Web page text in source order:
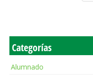
Categorías
Alumnado